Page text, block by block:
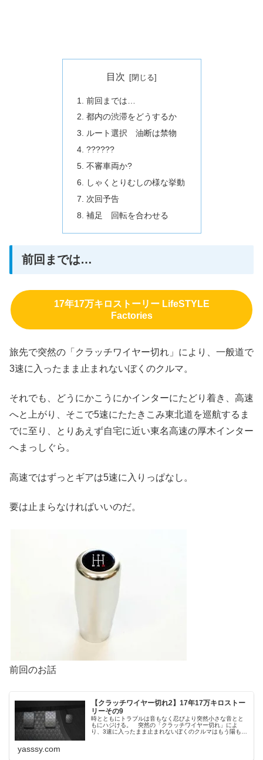
目次
前回までは…
都内の渋滞をどうするか
ルート選択 油断は禁物
??????
不審車両か?
しゃくとりむしの様な挙動
次回予告
補足 回転を合わせる
前回までは…
17年17万キロストーリー LifeSTYLE
Factories
旅先で突然の「クラッチワイヤー切れ」により、一般道で
3速に入ったまま止まれないぼくのクルマ。
それでも、どうにかこうにかインターにたどり着き、高速
へと上がり、そこで5速にたたきこみ東北道を巡航するま
でに至り、とりあえず自宅に近い東名高速の厚木インター
へまっしぐら。
高速ではずっとギアは5速に入りっぱなし。
要は止まらなければいいのだ。
前回のお話
【クラッチワイヤー切れ2】17年17万キロストー
リーその9
時とともにトラブルは音もなく忍びより突然小さな音とと
もにハジける。 突然の「クラッチワイヤー切れ」によ
り、3速に入ったまま止まれないぼくのクルマはもう陽も暮
yasssy.com